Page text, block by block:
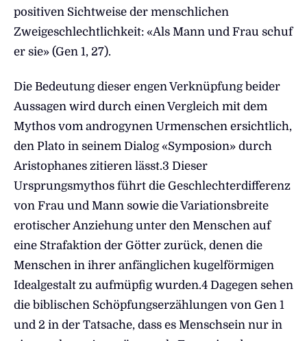
positiven Sichtweise der menschlichen
Zweigeschlechtlichkeit: «Als Mann und Frau schuf
er sie» (Gen 1, 27).
Die Bedeutung dieser engen Verknüpfung beider
Aussagen wird durch einen Vergleich mit dem
Mythos vom androgynen Urmenschen ersichtlich,
den Plato in seinem Dialog «Symposion» durch
Aristophanes zitieren lässt.3 Dieser
Ursprungsmythos führt die Geschlechterdifferenz
von Frau und Mann sowie die Variationsbreite
erotischer Anziehung unter den Menschen auf
eine Strafaktion der Götter zurück, denen die
Menschen in ihrer anfänglichen kugelförmigen
Idealgestalt zu aufmüpfig wurden.4 Dagegen sehen
die biblischen Schöpfungserzählungen von Gen 1
und 2 in der Tatsache, dass es Menschsein nur in